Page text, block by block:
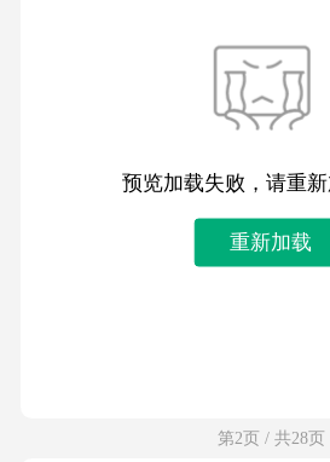
预览加载失败，请重
重新加载
第2页 / 共28页